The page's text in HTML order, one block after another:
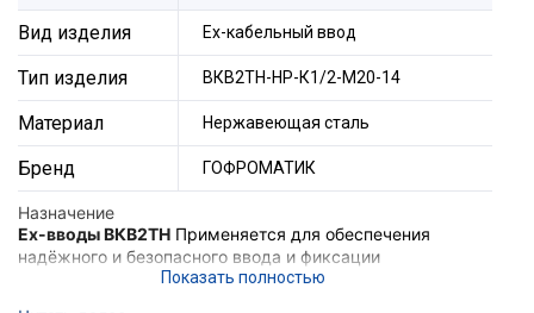
Вид изделия Ех-кабельный ввод
Тип изделия ВКВ2ТН-НР-К1/2-М20-14
Материал Нержавеющая сталь
Бренд ГОФРОМАТИК
Назначение
Ex-вводы ВКВ2ТН Применяется для обеспечения
надёжного и безопасного ввода и фиксации
небронированного кабеля, проложенного в трубе в